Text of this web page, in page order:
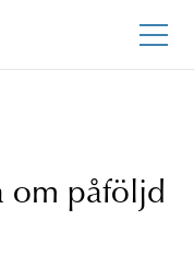
om påföljd